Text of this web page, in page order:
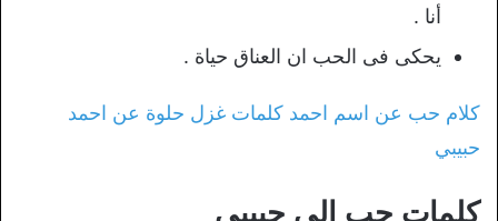
أنا .
يحكى فى الحب ان العناق حياة .
كلام حب عن اسم احمد كلمات غزل حلوة عن احمد
حبيبي
كلمات حب الي حبيبي